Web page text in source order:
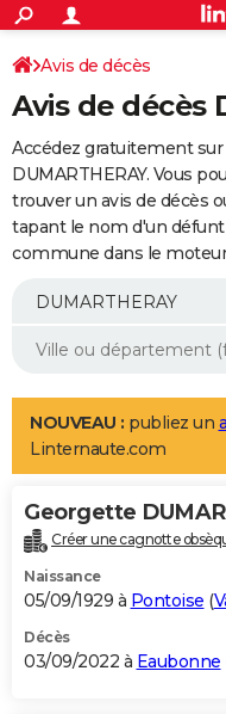
ACTUALITÉS
Politique
Société
Faits Divers
Education
Monde
Villes
+
SPORT
Coupe du monde 2026
Football
Tennis
Cyclisme
Rugby
Forum
Programme TV
TNT
Streaming
Cinéma
Sorties cinéma
Musique
+
FINANCE
Retraite
Epargne
Immobilier
Risques naturels par ville
Assurance
AUTO
Essais
Réserver un essai
Citadines
Berlines
SUV
Forum auto
+
Mobiles
Meilleur smartphone
Internet
Ordinateurs
Jeux vidéo
Guide high-tech
Aménagement intérieur
LIFESTYLE
Art de vivre
Bien-être
Loisirs
Mode
Modes de vie
Alimentation
Guide de la santé
Maladies
Médicaments
Sommeil
VOYAGE
Destinations
City break
Voyage nature
Voyage de noces
Forum
Climat
+PHOTO
GUIDES D'ACHAT
BONS PLANS
Avis de décès
Avis de décès
Accédez gratuitement
DUMARTHERAY. Vous
trouver un avis de décès
tapant le nom d'un
commune dans le
NOUVEAU : publiez un
Linternaute.com
Georgette
Créer une cagnotte
Naissance
05/09/1929 à Pontoise (
Décès
03/09/2022 à Eaubonne